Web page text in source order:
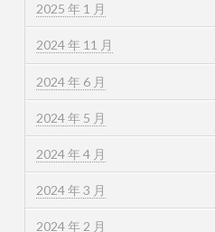
2025 年 1 月
2024 年 11 月
2024 年 6 月
2024 年 5 月
2024 年 4 月
2024 年 3 月
2024 年 2 月